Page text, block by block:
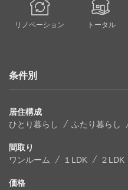
リノベーション トータル
条件別
居住構成
ひとり暮らし
ふたり暮らし
間取り
ワンルーム
１LDK ２LDK
価格